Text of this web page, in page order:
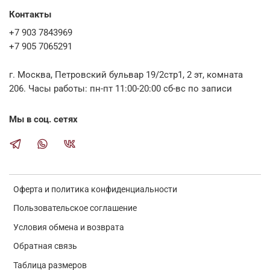
Оферта и политика конфиденциальности
Пользовательское соглашение
Условия обмена и возврата
Обратная связь
Таблица размеров
Контакты
+7 903 7843969
+7 905 7065291
г. Москва, Петровский бульвар 19/2стр1, 2 эт, комната
206. Часы работы: пн-пт 11:00-20:00 сб-вс по записи
Мы в соц. сетях